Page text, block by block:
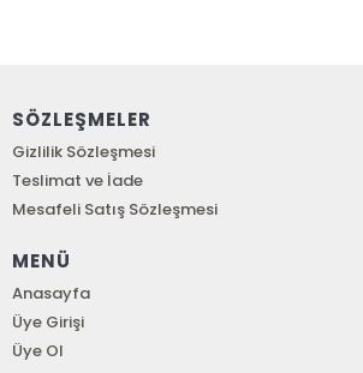
SÖZLEŞMELER
Gizlilik Sözleşmesi
Teslimat ve İade
Mesafeli Satış Sözleşmesi
MENÜ
Anasayfa
Üye Girişi
Üye Ol